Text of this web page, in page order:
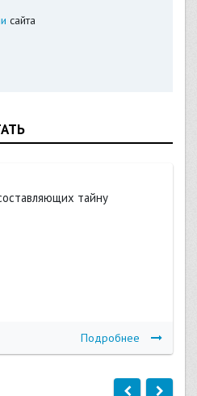
сайта
тайну
Подробнее